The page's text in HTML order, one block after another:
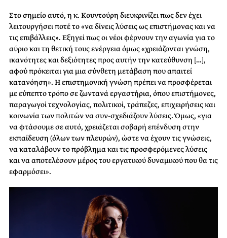
Στο σημείο αυτό, η κ. Κουντούρη διευκρινίζει πως δεν έχει
λειτουργήσει ποτέ το «να δίνεις λύσεις ως επιστήμονας και να
τις επιβάλλεις». Εξηγεί πως οι νέοι φέρνουν την αγωνία για το
αύριο και τη θετική τους ενέργεια όμως «χρειάζονται γνώση,
ικανότητες και δεξιότητες προς αυτήν την κατεύθυνση […],
αφού πρόκειται για μια σύνθετη μετάβαση που απαιτεί
κατανόηση». Η επιστημονική γνώση πρέπει να προσφέρεται
με εύπεπτο τρόπο σε ζωντανά εργαστήρια, όπου επιστήμονες,
παραγωγοί τεχνολογίας, πολιτικοί, τράπεζες, επιχειρήσεις και
κοινωνία των πολιτών να συν-σχεδιάζουν λύσεις. Όμως, «για
να φτάσουμε σε αυτό, χρειάζεται σοβαρή επένδυση στην
εκπαίδευση (όλων των πλευρών), ώστε να έχουν τις γνώσεις,
να καταλάβουν το πρόβλημα και τις προσφερόμενες λύσεις
και να αποτελέσουν μέρος του εργατικού δυναμικού που θα τις
εφαρμόσει».